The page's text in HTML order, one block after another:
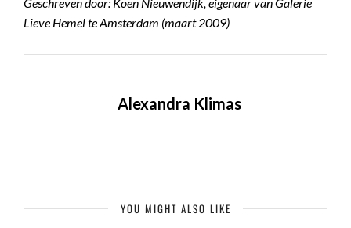
Lieve Hemel te Amsterdam (maart 2009)
Alexandra Klimas
YOU MIGHT ALSO LIKE